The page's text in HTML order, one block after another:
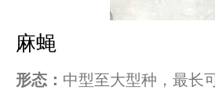
麻蝇
形态： 中型至大型种，最长